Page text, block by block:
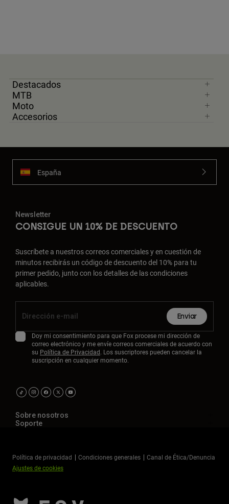
Destacados
MTB
Moto
Accesorios
España
Newsletter
CONSIGUE UN 10% DE DESCUENTO
Suscríbete a nuestros correos comerciales y en cuestión de
minutos recibirás un código de descuento del 10% para tu
primer pedido, junto con los detalles de las condiciones
aplicables.
Enviar
Doy mi consentimiento para que Fox procese mi dirección de
correo electrónico y me envíe correos comerciales de acuerdo con
su Política de Privacidad. Los suscriptores pueden cancelar la
suscripción en cualquier momento.
Sobre nosotros
Soporte
Política de privacidad Condiciones generales
Canal de Ética/Denuncia
Ajustes de cookies